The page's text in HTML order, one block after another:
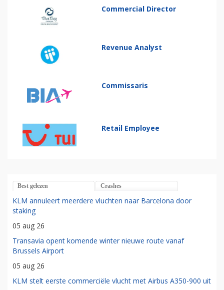
Commercial Director
Revenue Analyst
Commissaris
Retail Employee
Best gelezen Crashes
KLM annuleert meerdere vluchten naar Barcelona door
staking
05 aug 26
Transavia opent komende winter nieuwe route vanaf
Brussels Airport
05 aug 26
KLM stelt eerste commerciële vlucht met Airbus A350-900 uit